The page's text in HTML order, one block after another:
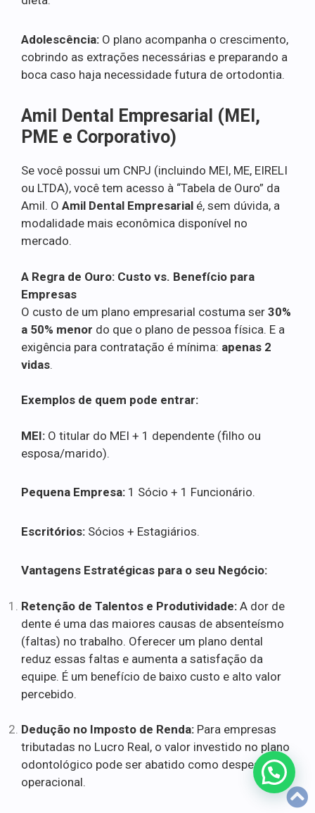
Adolescência: O plano acompanha o crescimento,
cobrindo as extrações necessárias e preparando a
boca caso haja necessidade futura de ortodontia.
Amil Dental Empresarial (MEI,
PME e Corporativo)
Se você possui um CNPJ (incluindo MEI, ME, EIRELI
ou LTDA), você tem acesso à “Tabela de Ouro” da
Amil. O Amil Dental Empresarial é, sem dúvida, a
modalidade mais econômica disponível no
mercado.
A Regra de Ouro: Custo vs. Benefício para
Empresas
O custo de um plano empresarial costuma ser 30%
a 50% menor do que o plano de pessoa física. E a
exigência para contratação é mínima: apenas 2
vidas.
Exemplos de quem pode entrar:
MEI: O titular do MEI + 1 dependente (filho ou
esposa/marido).
Pequena Empresa: 1 Sócio + 1 Funcionário.
Escritórios: Sócios + Estagiários.
Vantagens Estratégicas para o seu Negócio:
Retenção de Talentos e Produtividade: A dor de
dente é uma das maiores causas de absenteísmo
(faltas) no trabalho. Oferecer um plano dental
reduz essas faltas e aumenta a satisfação da
equipe. É um benefício de baixo custo e alto valor
percebido.
Dedução no Imposto de Renda: Para empresas
tributadas no Lucro Real, o valor investido no plano
odontológico pode ser abatido como despesa
operacional.